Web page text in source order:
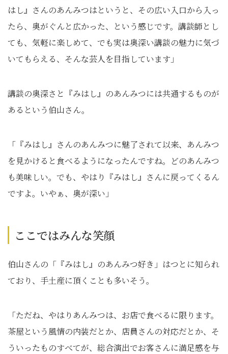
はし』さんのあんみつはというと、その広い入口から入っ
たら、奥がぐんと広かった、という感じです。講談師とし
ても、気軽に楽しめて、でも実は奥深い講談の魅力に気づ
いてもらえる、そんな芸人を目指しています」
講談の奥深さと『みはし』のあんみつには共通するものが
あるという伯山さん。
「『みはし』さんのあんみつに魅了されて以来、あんみつ
を見かけると食べるようになったんですね。どのあんみつ
も美味しい。でも、やはり『みはし』さんに戻ってくるん
ですよ。いやぁ、奥が深い」
ここではみんな笑顔
伯山さんの「『みはし』のあんみつ好き」はつとに知られ
ており、手土産に頂くことも多いそう。
「ただね、やはりあんみつは、お店で食べるに限ります。
茶屋という風情の内装だとか、店員さんの対応だとか、そ
ういったものすべてが、総合演出でお客さんに満足感を与